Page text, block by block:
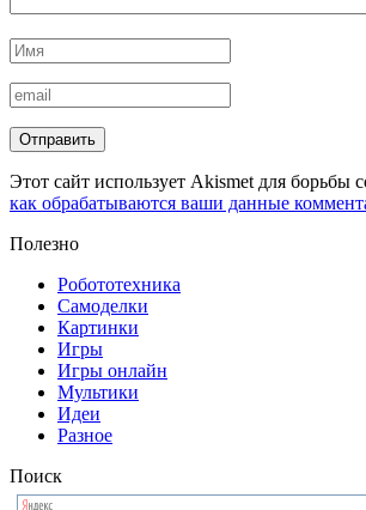
Этот сайт использует Akismet для борьбы
как обрабатываются ваши данные
Полезно
Робототехника
Самоделки
Картинки
Игры
Игры онлайн
Мультики
Идеи
Разное
Поиск